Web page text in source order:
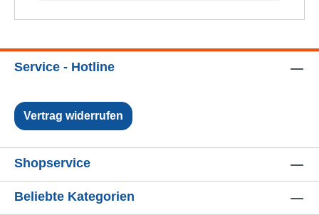
Service - Hotline
Vertrag widerrufen
Shopservice
Beliebte Kategorien